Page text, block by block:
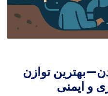
توازن
و ایمنی